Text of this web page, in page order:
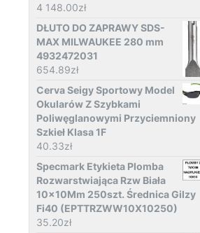
4 148.00zł
DŁUTO DO ZAPRAWY SDS-
MAX MILWAUKEE 280 mm
4932472031
654.89zł
Cerva Seigy Sportowy Model
Okularów Z Szybkami
Poliwęglanowymi Przyciemniony
Szkieł Klasa 1F
40.33zł
Specmark Etykieta Plomba
Rozwarstwiająca Rzw Biała
10x10Mm 250szt. Średnica Gilzy
Fi40 (EPTTRZWW10X10250)
35.20zł